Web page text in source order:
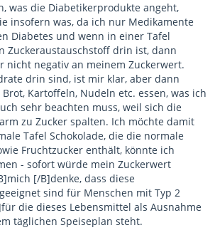
was die Diabetikerprodukte angeht,
insofern was, da ich nur Medikamente
Diabetes und wenn in einer Tafel
Zuckeraustauschstoff drin ist, dann
nicht negativ an meinem Zuckerwert.
drin sind, ist mir klar, aber dann
Kartoffeln, Nudeln etc. essen, was ich
sehr beachten muss, weil sich die
zu Zucker spalten. Ich möchte damit
Tafel Schokolade, die die normale
Fruchtzucker enthält, könnte ich
- sofort würde mein Zuckerwert
[/B]denke, dass diese
sind für Menschen mit Typ 2
die dieses Lebensmittel als Ausnahme
täglichen Speiseplan steht.